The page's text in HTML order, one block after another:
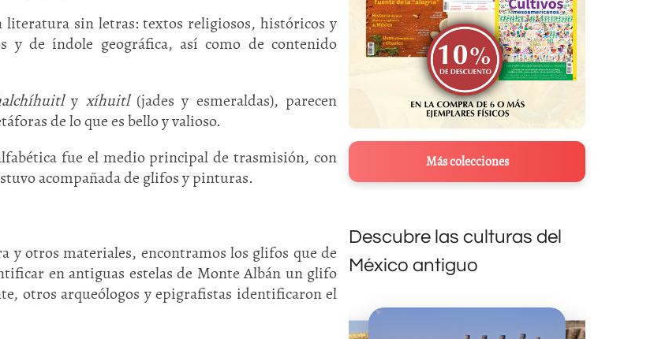
sin letras: textos religiosos, históricos y
y de índole geográfica, así como de contenido
y xíhuitl(jades y esmeraldas), parecen
de lo que es bello y valioso.
fue el medio principal de trasmisión, con
acompañada de glifos y pinturas.
y otros materiales, encontramos los glifos que de
en antiguas estelas de Monte Albán un glifo
otros arqueólogos y epigrafistas identificaron el
Más colecciones
Descubre las culturas del
México antiguo